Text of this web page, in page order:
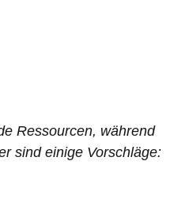
Ressourcen, während
sind einige Vorschläge: